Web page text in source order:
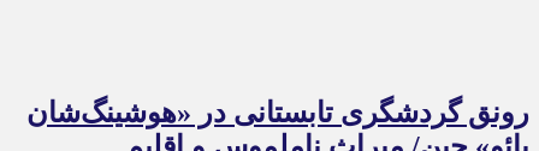
رونق گردشگری تابستانی در «هوشینگ‌شان